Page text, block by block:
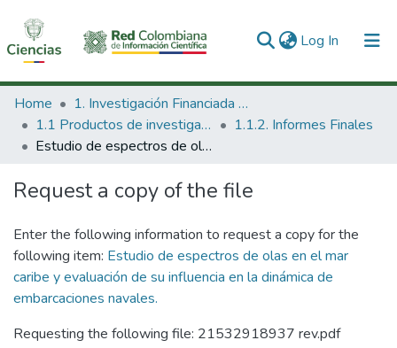
Log In (current)
Communities & Collections
All of DSpace
Home
1. Investigación Financiada con Recursos Públicos
1.1 Productos de investigación
1.1.2. Informes Finales
Estudio de espectros de olas en el mar caribe y evaluación de su influencia en la dinámica de embarcaciones navales.
Request a copy of the file
Enter the following information to request a copy for the
following item: Estudio de espectros de olas en el mar
caribe y evaluación de su influencia en la dinámica de
embarcaciones navales.
Requesting the following file: 21532918937 rev.pdf